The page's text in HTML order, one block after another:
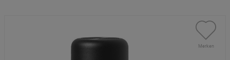
Merken